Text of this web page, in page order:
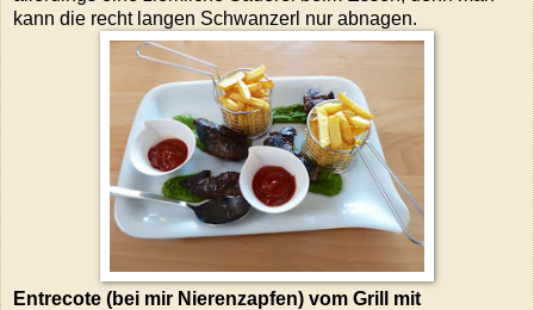
kann die recht langen Schwanzerl nur abnagen.
Entrecote (bei mir Nierenzapfen) vom Grill mit